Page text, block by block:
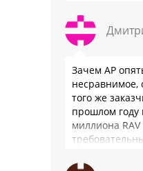
почти все
Зачем АР
несравнимое,
того же
прошлом году
миллиона
подтвердив